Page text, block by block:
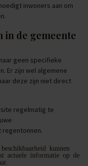
inwoners aan om
in de gemeente
geen specifieke
Er zijn wel algemene
deze zijn niet direct
regelmatig te
kunnen
actuele informatie op de